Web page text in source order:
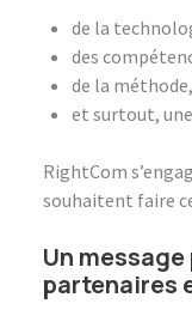
de la
des
de la méthode,
et surtout,
RightCom
souhaitent faire
Un
partenaires